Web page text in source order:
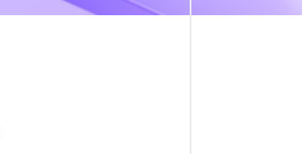
IPSec 및 SSL
IPSec VPN은 기업 본사-지사 간 전용선과